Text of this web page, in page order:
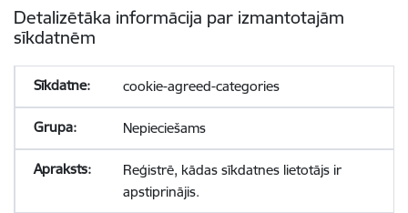
Detalizētāka informācija par izmantotajām
sīkdatnēm
cookie-agreed-categories
Nepieciešams
Reģistrē, kādas sīkdatnes lietotājs ir
apstiprinājis.